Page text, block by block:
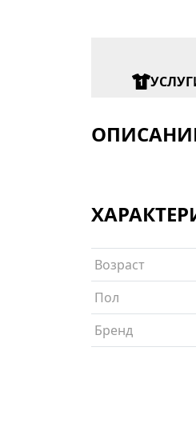
Возраст
Пол
Бренд